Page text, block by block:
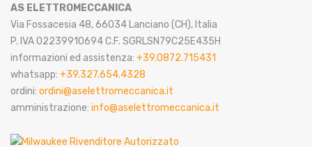
AS ELETTROMECCANICA
Via Fossacesia 48, 66034 Lanciano (CH), Italia
P. IVA 02239910694 C.F. SGRLSN79C25E435H
informazioni ed assistenza: +39.0872.715431
whatsapp: +39.327.654.4328
ordini: ordini@aselettromeccanica.it
amministrazione: info@aselettromeccanica.it